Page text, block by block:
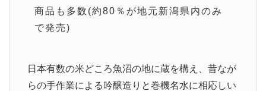
商品も多数(約80％が地元新潟県内のみ
で発売)
日本有数の米どころ魚沼の地に蔵を構え、昔なが
らの手作業による吟醸造りと巻機名水に相応しい